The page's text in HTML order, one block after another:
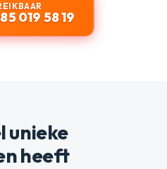
019 58 19
unieke
heeft